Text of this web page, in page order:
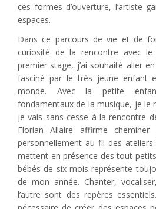
ces formes d’ouverture, l’artiste
espaces.
Dans ce parcours de vie et de
curiosité de la rencontre avec
premier stage, j’ai souhaité aller
fasciné par le très jeune enfant
monde. Avec la petite
fondamentaux de la musique, je le
je vais sans cesse à la rencontre
Florian Allaire affirme cheminer
personnellement au fil des
mettent en présence des tout-
bébés de six mois représente
de mon année. Chanter,
l’autre sont des repères